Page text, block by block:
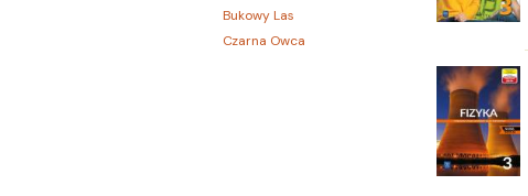
Bukowy Las
Czarna Owca